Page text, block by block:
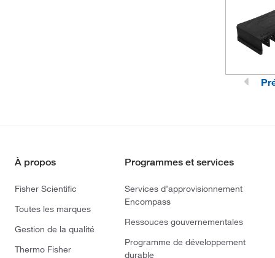
À propos
Fisher Scientific
Toutes les marques
Gestion de la qualité
Thermo Fisher
Programmes et services
Services d’approvisionnement
Encompass
Ressouces gouvernementales
Programme de développement
durable